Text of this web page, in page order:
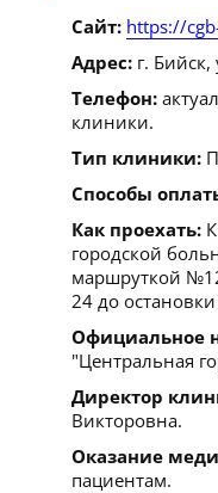
Сайт: https://
Адрес: г.
Телефон:
клиники.
Тип клиники:
Способы
Как проехать:
городской
маршруткой
24 до
Официальное
"Центральная
Директор
Викторовна.
Оказание
пациентам.